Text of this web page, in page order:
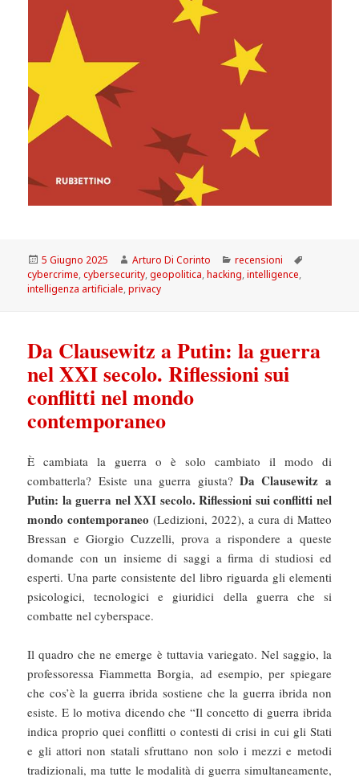
Scritto
il
5 Giugno 2025 Autore
Arturo Di Corinto Categorie
recensioni
cybercrime,cybersecurity,geopolitica,hacking,intelligence,
intelligenza artificiale,privacy
Da Clausewitz a Putin: la guerra
nel XXI secolo. Riflessioni sui
conflitti nel mondo
contemporaneo
È cambiata la guerra o è solo cambiato il modo di
combatterla? Esiste una guerra giusta? Da Clausewitz a
Putin: la guerra nel XXI secolo. Riflessioni sui conflitti nel
mondo contemporaneo (Ledizioni, 2022), a cura di Matteo
Bressan e Giorgio Cuzzelli, prova a rispondere a queste
domande con un insieme di saggi a firma di studiosi ed
esperti. Una parte consistente del libro riguarda gli elementi
psicologici, tecnologici e giuridici della guerra che si
combatte nel cyberspace.
Il quadro che ne emerge è tuttavia variegato. Nel saggio, la
professoressa Fiammetta Borgia, ad esempio, per spiegare
che cos’è la guerra ibrida sostiene che la guerra ibrida non
esiste. E lo motiva dicendo che “Il concetto di guerra ibrida
indica proprio quei conflitti o contesti di crisi in cui gli Stati
e gli attori non statali sfruttano non solo i mezzi e metodi
tradizionali, ma tutte le modalità di guerra simultaneamente,